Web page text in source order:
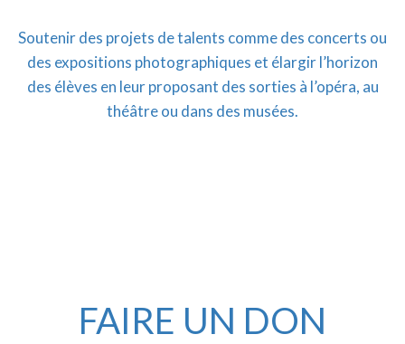
Soutenir des projets de talents comme des concerts ou
des expositions photographiques et élargir l’horizon
des élèves en leur proposant des sorties à l’opéra, au
théâtre ou dans des musées.
FAIRE UN DON